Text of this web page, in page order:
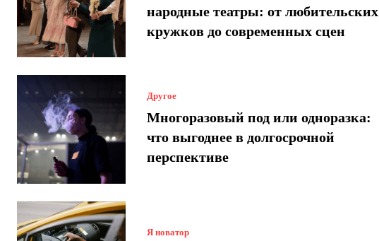
народные театры: от любительских
кружков до современных сцен
Другое
Многоразовый под или одноразка:
что выгоднее в долгосрочной
перспективе
Я новатор